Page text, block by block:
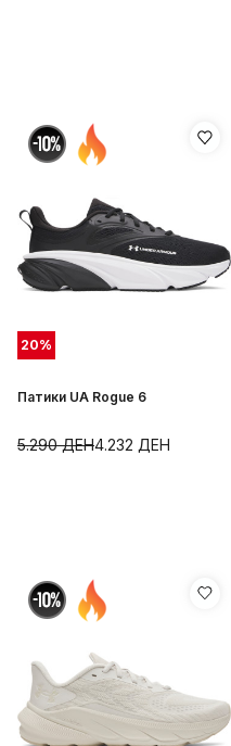
20%
Патики UA Rogue 6
4.232 ДЕН
5.290ДЕН